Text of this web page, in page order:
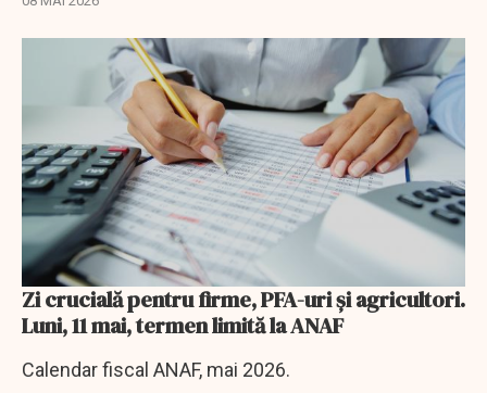
Zi crucială pentru firme, PFA-uri și agricultori.
Luni, 11 mai, termen limită la ANAF
Calendar fiscal ANAF, mai 2026.